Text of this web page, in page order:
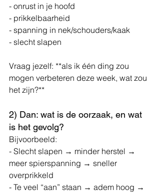
- onrust in je hoofd
- prikkelbaarheid
- spanning in nek/schouders/kaak
- slecht slapen
Vraag jezelf: **als ik één ding zou
mogen verbeteren deze week, wat zou
het zijn?**
2) Dan: wat is de oorzaak, en wat
is het gevolg?
Bijvoorbeeld:
- Slecht slapen → minder herstel →
meer spierspanning → sneller
overprikkeld
- Te veel “aan” staan → adem hoog →